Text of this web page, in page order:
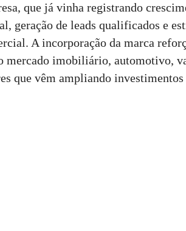
que já vinha registrando
geração de leads qualificados e
A incorporação da marca
mercado imobiliário, automotivo,
que vêm ampliando